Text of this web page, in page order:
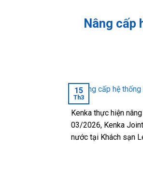
Nâng cấp
15
Th3
Kenka thực hiện
03/2026, Kenka
nước tại Khách sạn